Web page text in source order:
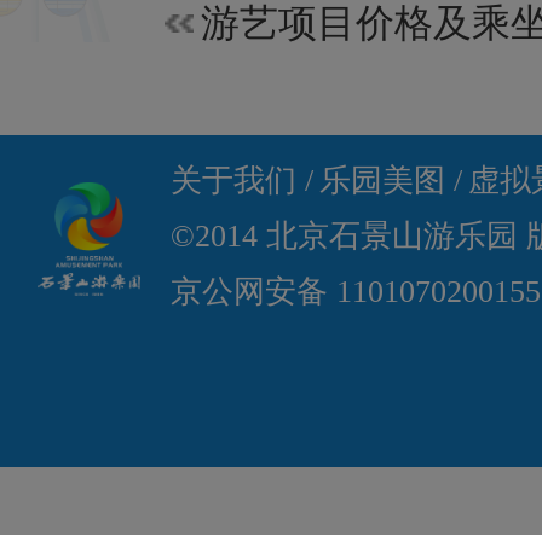
关于我们 / 乐园美图 / 虚拟
©2014 北京石景山游乐园
京公网安备